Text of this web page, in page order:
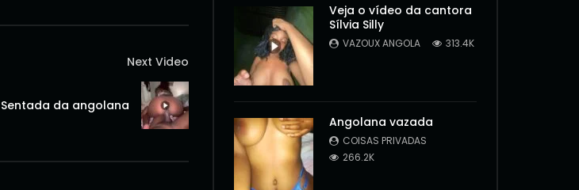
Next Video
Sentada da angolana
Veja o vídeo da cantora
Sílvia Silly
VAZOUX ANGOLA 313.4K
Angolana vazada
COISAS PRIVADAS
266.2K